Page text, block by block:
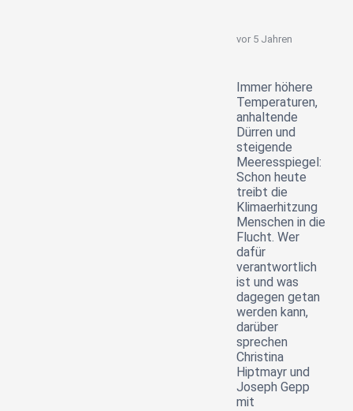
vor 5 Jahren
Immer höhere
Temperaturen,
anhaltende
Dürren und
steigende
Meeresspiegel:
Schon heute
treibt die
Klimaerhitzung
Menschen in die
Flucht. Wer
dafür
verantwortlich
ist und was
dagegen getan
werden kann,
darüber
sprechen
Christina
Hiptmayr und
Joseph Gepp
mit